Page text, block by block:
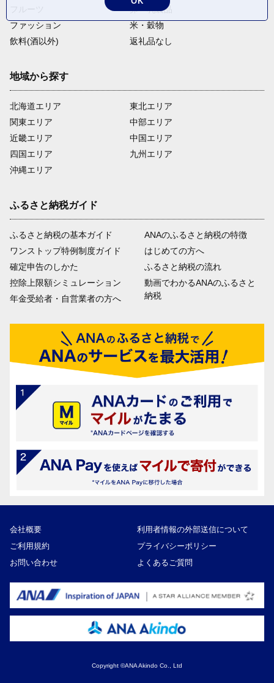
卵・乳製品
ファッション
米・穀物
飲料(酒以外)
返礼品なし
地域から探す
北海道エリア
関東エリア
近畿エリア
四国エリア
沖縄エリア
東北エリア
中部エリア
中国エリア
九州エリア
ふるさと納税ガイド
ふるさと納税の基本ガイド
ワンストップ特例制度ガイド
確定申告のしかた
控除上限額シミュレーション
年金受給者・自営業者の方へ
ANAのふるさと納税の特徴
はじめての方へ
ふるさと納税の流れ
動画でわかるANAのふるさと
納税
会社概要
利用者情報の外部送信について
ご利用規約
プライバシーポリシー
お問い合わせ
よくあるご質問
Copyright ©ANA Akindo Co., Ltd